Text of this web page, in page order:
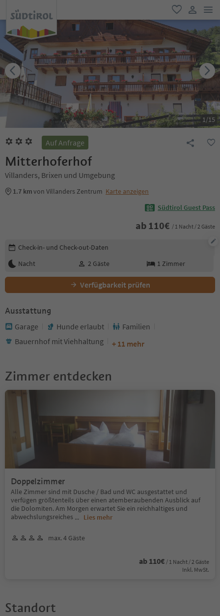
favorit
user link
1/15
Auf Anfrage
Mitterhoferhof
Villanders, Brixen und Umgebung
1.7 kmvon Villanders Zentrum Karte anzeigen
Südtirol Guest Pass
ab 110€ / 1 Nacht / 2 Gäste
Buchungsdetails bearbeiten
Check-in- und Check-out-Daten
Nacht
2 Gäste 1 Zimmer
Verfügbarkeit prüfen
Ausstattung
Garage Hunde erlaubt
Familien
Bauernhof mit Viehhaltung
+ 11 mehr
Zimmer entdecken
Doppelzimmer
Alle Zimmer sind mit Dusche / Bad und WC ausgestattet und
verfügen größtenteils über einen atemberaubenden Ausblick auf
die Dolomiten. Am Morgen erwartet Sie ein reichhaltiges und
abwechslungsreiches ... Lies mehr
max. 4 Gäste
ab 110€ / 1 Nacht / 2 Gäste
Inkl. MwSt.
Standort